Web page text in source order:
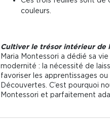
couleurs.
Cultiver le trésor intérieur de
Maria Montessori a dédié sa
modernité : la nécessité de
favoriser les apprentissages
Découvertes. C’est pourquoi
Montessori et parfaitement